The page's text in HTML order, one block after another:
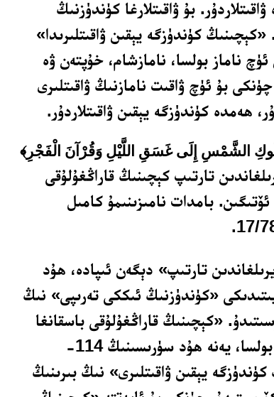
بۇ ۋاقىتلارغا كۈندۈزنىڭ
«كېچىنىڭ كۈندۈزگە يېقىن ۋاقىتلىرىدا»
ناماز بولسا، نامازشام، خۇپتەن ۋە
بۇ ئۈچ ۋاقىت نامازنىڭ ۋاقىتلىرى
ھەمدە كۈندۈزگە يېقىن ۋاقىتلاردۇر.
الشَّمْسِ إِلَى غَسَقِ اللَّيْلِ وَقُرْآنَ الْفَجْرِ﴾
تارتىپ كېچىنىڭ قاراڭغۇلۇقى
بامدات نامىزىنىمۇ كامىل
تارتىپ» دېگەن ئىپادە، ھۇد
114- ئايىتىدىكى «كۈندۈزنىڭ ئىككى تەرىپى» نىڭ
«كېچىنىڭ قاراڭغۇلۇقى باسقانغا
قەدەر» دېگەن ئىپادە بولسا، يەنە ھۇد سۈرىسىنىڭ 114-
يېقىن ۋاقىتلىرى» نىڭ بىرىنىڭ